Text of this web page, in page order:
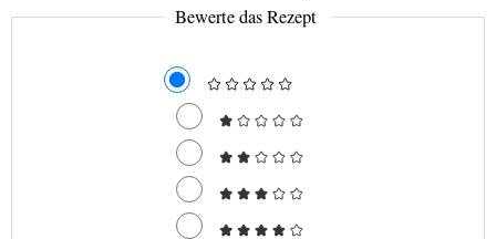
Bewerte das Rezept